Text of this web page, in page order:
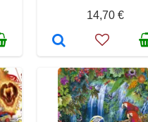
14,70 €